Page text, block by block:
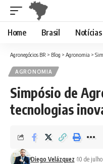
Home Brasil Notícias
Agronegócios BR > Blog > Agronomia >
AGRONOMIA
Simpósio de
tecnologias
Diego Velázquez 10 de